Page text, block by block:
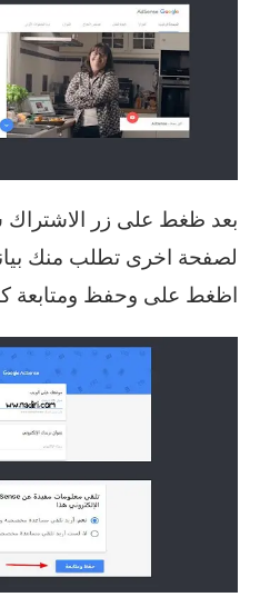
بعد ظغط على زر
لصفحة اخرى تطلب منك
اظغط على وحفظ ومتابعة